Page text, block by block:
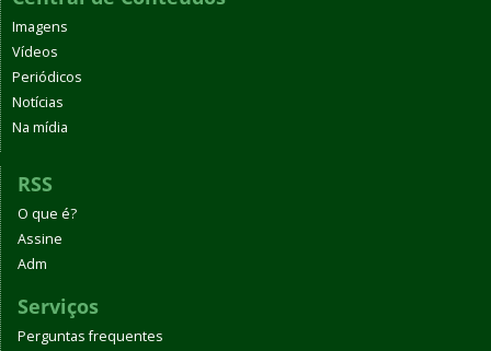
Imagens
Vídeos
Periódicos
Notícias
Na mídia
RSS
O que é?
Assine
Adm
Serviços
Perguntas frequentes